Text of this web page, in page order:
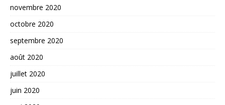
novembre 2020
octobre 2020
septembre 2020
août 2020
juillet 2020
juin 2020